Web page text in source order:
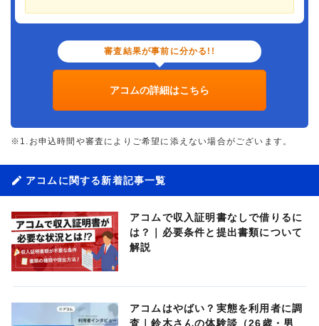
審査結果が事前に分かる!!
アコムの詳細はこちら
※1.お申込時間や審査によりご希望に添えない場合がございます。
アコムに関する新着記事一覧
アコムで収入証明書なしで借りるに
は？｜必要条件と提出書類について
解説
アコムはやばい？実態を利用者に調
査｜鈴木さんの体験談（26歳・男